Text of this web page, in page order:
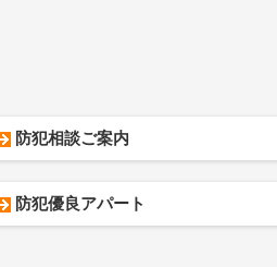
防犯相談ご案内
防犯優良アパート